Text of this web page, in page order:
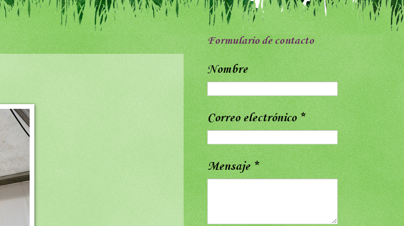
Formulario de contacto
Nombre
Correo electrónico*
Mensaje*